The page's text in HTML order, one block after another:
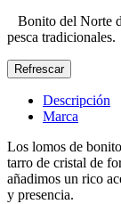
Bonito del Norte
pesca tradicionales.
Descripción
Marca
Los lomos de
tarro de cristal de
añadimos un rico
y presencia.